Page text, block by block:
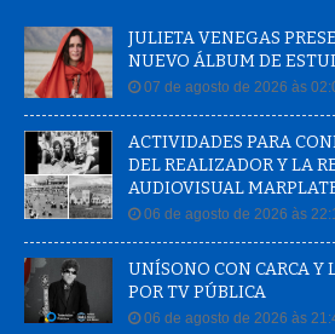
JULIETA VENEGAS
NUEVO ÁLBUM DE
07 de agosto de 2026 às
ACTIVIDADES PARA
DEL REALIZADOR Y LA
AUDIOVISUAL
06 de agosto de 2026 às
UNÍSONO CON CARCA Y
POR TV PÚBLICA
06 de agosto de 2026 às